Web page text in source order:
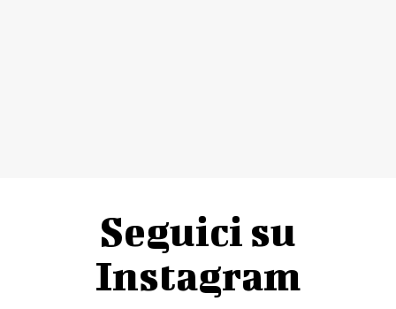
Seguici su
Instagram